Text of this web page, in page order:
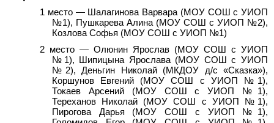
1 место — Шалагинова Варвара (МОУ СОШ с УИОП
№1), Пушкарева Алина (МОУ СОШ с УИОП №2),
Козлова Софья (МОУ СОШ
с УИОП №1)
2 место — Олюнин Ярослав (МОУ СОШ с УИОП
№1), Шипицына Ярослава (МОУ СОШ с УИОП
№2), Деньгин Николай (МКДОУ д/с «Сказка»),
Коршунов Евгений (МОУ СОШ с УИОП №1),
Токаев Арсений (МОУ СОШ с УИОП №1),
Тереханов Николай (МОУ СОШ с УИОП №1),
Пирогова Дарья (МОУ СОШ с УИОП №1),